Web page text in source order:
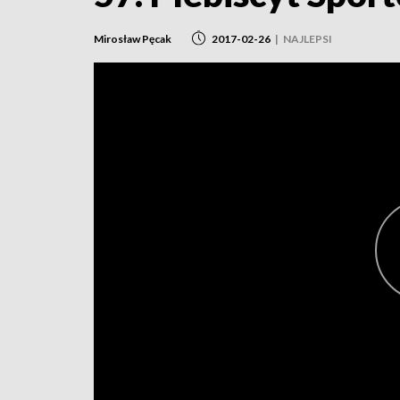
Mirosław Pęcak 2017-02-26 | NAJLEPSI